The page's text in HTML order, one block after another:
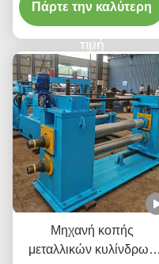
διαθεσιμότητας υλικού
Πάρτε την καλύτερη
τιμή
Μηχανή κοπής
μεταλλικών κυλίνδρων